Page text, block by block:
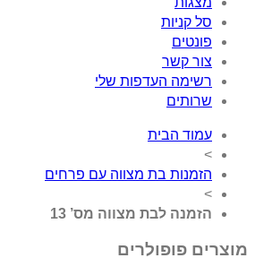
סל קניות
פונטים
צור קשר
רשימה העדפות שלי
שרותים
עמוד הבית
>
הזמנות בת מצווה עם פרחים
>
הזמנה לבת מצווה מס’ 13
מוצרים פופולרים